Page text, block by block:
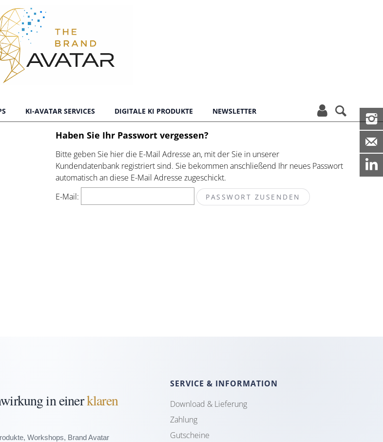
KI-AVATAR SERVICES DIGITALE KI PRODUKTE NEWSLETTER  
Haben Sie Ihr Passwort vergessen?
Bitte geben Sie hier die E-Mail Adresse an, mit der Sie in unserer
Kundendatenbank registriert sind. Sie bekommen anschließend Ihr neues Passwort
automatisch an diese E-Mail Adresse zugeschickt.
E-Mail:
in einerklaren
Workshops, Brand Avatar
SERVICE & INFORMATION
Download & Lieferung
Zahlung
Gutscheine

